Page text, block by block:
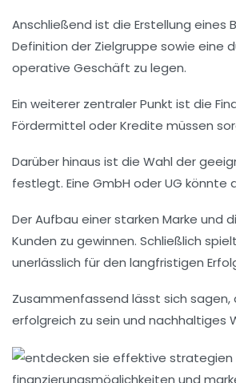
Anschließend ist die Erstellung eines
Definition der Zielgruppe sowie eine
operative Geschäft zu legen.
Ein weiterer zentraler Punkt ist die
Fördermittel oder Kredite müssen
Darüber hinaus ist die Wahl der
festlegt. Eine GmbH oder UG
Der Aufbau einer starken Marke und
Kunden zu gewinnen. Schließlich
unerlässlich für den langfristigen
Zusammenfassend lässt sich
erfolgreich zu sein und nachhaltiges